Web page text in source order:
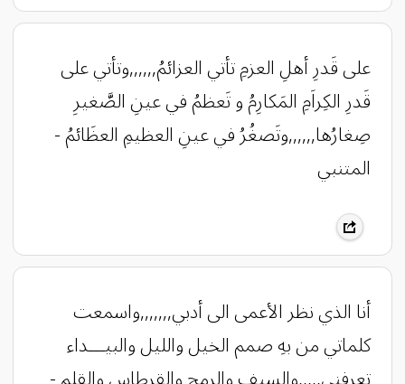
على قَدرِ أهلِ العزمِ تأتي العزائمُ,,,,,,وتأتي على
قَدرِ الكِراَمِ المَكارِمُ و تَعظمُ في عينِ الصَّغيرِ
صِغارُها,,,,,,وتَصغُرُ في عينِ العظيمِ العظَائمُ -
المتنبي
أنا الذي نظر الأعمى الى أدبي,,,,,,,واسمعت
كلماتي من بهِ صمم الخيل والليل والبيـــداء